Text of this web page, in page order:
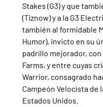
Stakes (G3) y que
(Tiznow) y a la G3
también al formidable
Humor), invicto en su
padrillo mejorador,
Farms, y entre cuyas
Warrior, consagrado
Campeón Velocista de
Estados Unidos.